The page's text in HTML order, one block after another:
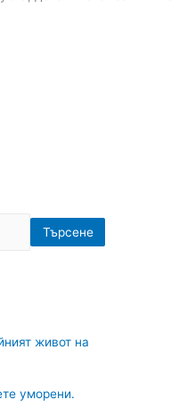
Търсене
живот на
уморени.